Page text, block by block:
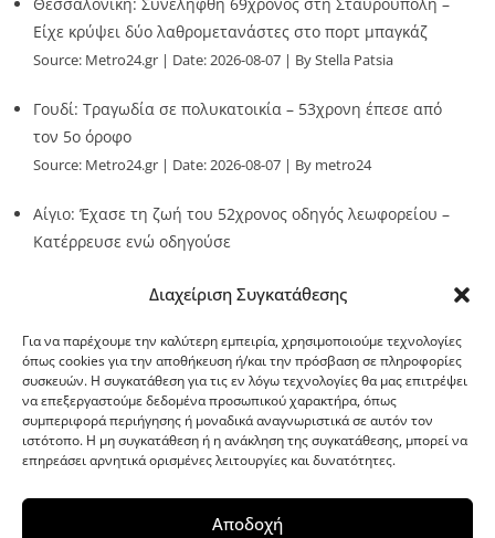
Διαχείριση Συγκατάθεσης
Για να παρέχουμε την καλύτερη εμπειρία, χρησιμοποιούμε τεχνολογίες
όπως cookies για την αποθήκευση ή/και την πρόσβαση σε πληροφορίες
συσκευών. Η συγκατάθεση για τις εν λόγω τεχνολογίες θα μας επιτρέψει
να επεξεργαστούμε δεδομένα προσωπικού χαρακτήρα, όπως
συμπεριφορά περιήγησης ή μοναδικά αναγνωριστικά σε αυτόν τον
ιστότοπο. Η μη συγκατάθεση ή η ανάκληση της συγκατάθεσης, μπορεί να
επηρεάσει αρνητικά ορισμένες λειτουργίες και δυνατότητες.
Αποδοχή
Θεσσαλονίκη: Συνελήφθη 69χρονος στη Σταυρούπολη –
Είχε κρύψει δύο λαθρομετανάστες στο πορτ μπαγκάζ
Source: Metro24.gr Date: 2026-08-07 By Stella Patsia
Γουδί: Τραγωδία σε πολυκατοικία – 53χρονη έπεσε από
τον 5ο όροφο
Source: Metro24.gr Date: 2026-08-07 By metro24
Αίγιο: Έχασε τη ζωή του 52χρονος οδηγός λεωφορείου –
Κατέρρευσε ενώ οδηγούσε
G-point.gr